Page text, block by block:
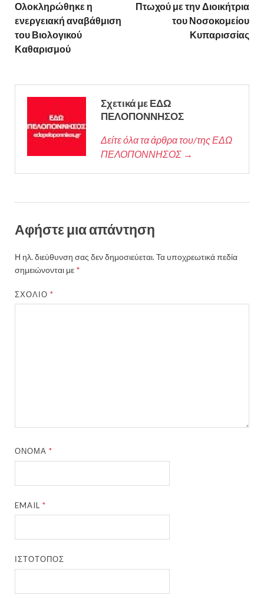
Ολοκληρώθηκε η
ενεργειακή αναβάθμιση
του Βιολογικού
Καθαρισμού
Πτωχού με την Διοικήτρια
του Νοσοκομείου
Κυπαρισσίας
Σχετικά με ΕΔΩ
ΠΕΛΟΠΟΝΝΗΣΟΣ
Δείτε όλα τα άρθρα του/της ΕΔΩ
ΠΕΛΟΠΟΝΝΗΣΟΣ →
Αφήστε μια απάντηση
Η ηλ. διεύθυνση σας δεν δημοσιεύεται.Τα υποχρεωτικά πεδία
σημειώνονται με *
ΣΧΌΛΙΟ*
ΌΝΟΜΑ*
EMAIL*
ΙΣΤΌΤΟΠΟΣ